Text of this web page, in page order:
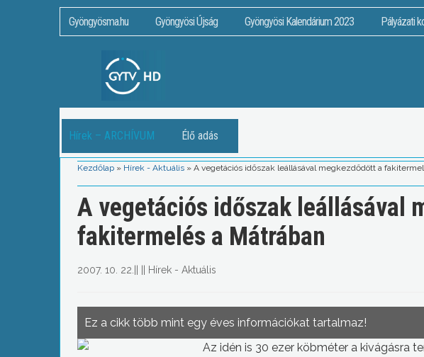
Gyöngyösma.hu Gyöngyösi Újság Gyöngyösi Kalendárium 2023 Pályázati
Hírek – ARCHÍVUM Élő adás
Kezdőlap » Hírek - Aktuális » A vegetációs időszak leállásával megkezdődött a
A vegetációs időszak leállásával
fakitermelés a Mátrában
2007. 10. 22. Hírek - Aktuális
Ez a cikk több mint egy éves információkat tartalmaz!
Az idén is 30 ezer köbméter a kivágásra